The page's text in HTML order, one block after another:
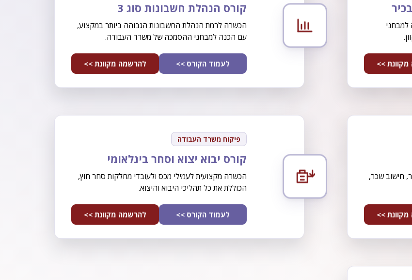
>>
קורס הנהלת חשבונות סוג 3
הכשרה לרמת הנהלת החשבונות הגבוהה ביותר במקצוע,
עם הכנה למבחני ההסמכה של משרד העבודה.
לעמוד הקורס >> להרשמה מקוונת >>
חישוב שכר,
>>
פיקוח משרד העבודה
קורס יבוא יצוא וסחר בינלאומי
הכשרה מקצועית לעמילי מכס ולעובדי מחלקות סחר חוץ,
הכוללת את כל תהליכי היבוא והיצוא.
לעמוד הקורס >> להרשמה מקוונת >>